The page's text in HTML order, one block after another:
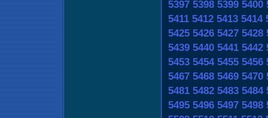
5397 5398 5399 5400
5411 5412 5413 5414
5425 5426 5427 5428
5439 5440 5441 5442
5453 5454 5455 5456
5467 5468 5469 5470
5481 5482 5483 5484
5495 5496 5497 5498